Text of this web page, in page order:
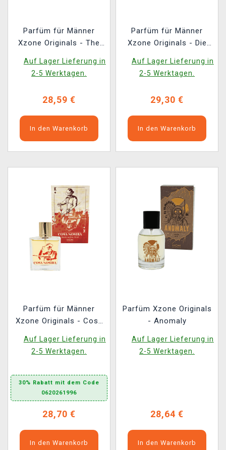
Parfüm für Männer
Xzone Originals - The
Auf Lager Lieferung in
2-5 Werktagen.
28,59 €
In den Warenkorb
Parfüm für Männer
Xzone Originals - Die
Auf Lager Lieferung in
2-5 Werktagen.
29,30 €
In den Warenkorb
Parfüm für Männer
Xzone Originals - Cosa
Auf Lager Lieferung in
2-5 Werktagen.
30% Rabatt mit dem Code
0620261996
28,70 €
In den Warenkorb
Parfüm Xzone Originals
- Anomaly
Auf Lager Lieferung in
2-5 Werktagen.
28,64 €
In den Warenkorb